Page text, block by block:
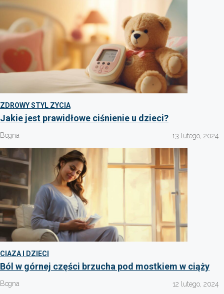
ZDROWY STYL ZYCIA
Jakie jest prawidłowe ciśnienie u dzieci?
Bogna 13 lutego, 2024
CIAZA I DZIECI
Ból w górnej części brzucha pod mostkiem w ciąży
Bogna 12 lutego, 2024